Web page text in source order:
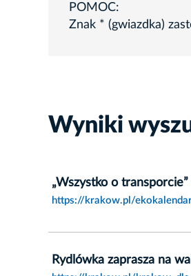
POMOC:
Znak * (gwiazdka)
Wyniki
„Wszystko o
https://krakow.pl/
Rydlówka zaprasza na